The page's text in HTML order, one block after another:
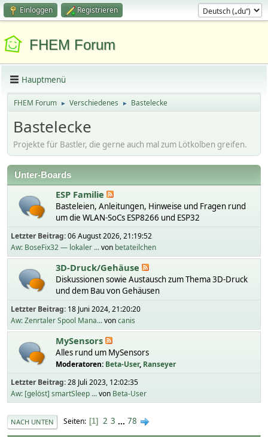
Einloggen Registrieren
FHEM Forum
Hauptmenü
FHEM Forum ► Verschiedenes ► Bastelecke
Bastelecke
Projekte für Bastler, die gerne auch mal zum Lötkolben greifen.
Unter-Boards
ESP Familie
Basteleien, Anleitungen, Hinweise und Fragen rund
um die WLAN-SoCs ESP8266 und ESP32
Letzter Beitrag:06 August 2026, 21:19:52
Aw: BoseFix32 — lokaler ...von betateilchen
3D-Druck/Gehäuse
Diskussionen sowie Austausch zum Thema 3D-Druck
und dem Bau von Gehäusen
Letzter Beitrag: 18 Juni 2024, 21:20:20
Aw: Zenrtaler Spool Mana...voncanis
MySensors
Alles rund um MySensors
Moderatoren: Beta-User, Ranseyer
Letzter Beitrag:28 Juli 2023, 12:02:35
Aw: [gelöst] smartSleep ...von Beta-User
NACH UNTEN Seiten 1 2 3 ... 78